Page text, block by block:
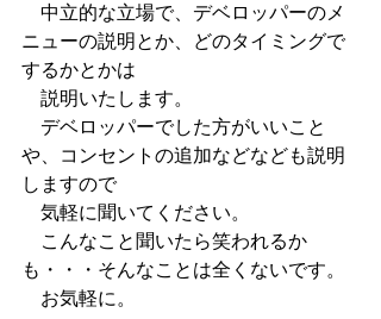
中立的な立場で、デベロッパーのメ
ニューの説明とか、どのタイミングで
するかとかは
説明いたします。
デベロッパーでした方がいいこと
や、コンセントの追加などなども説明
しますので
気軽に聞いてください。
こんなこと聞いたら笑われるか
も・・・そんなことは全くないです。
お気軽に。